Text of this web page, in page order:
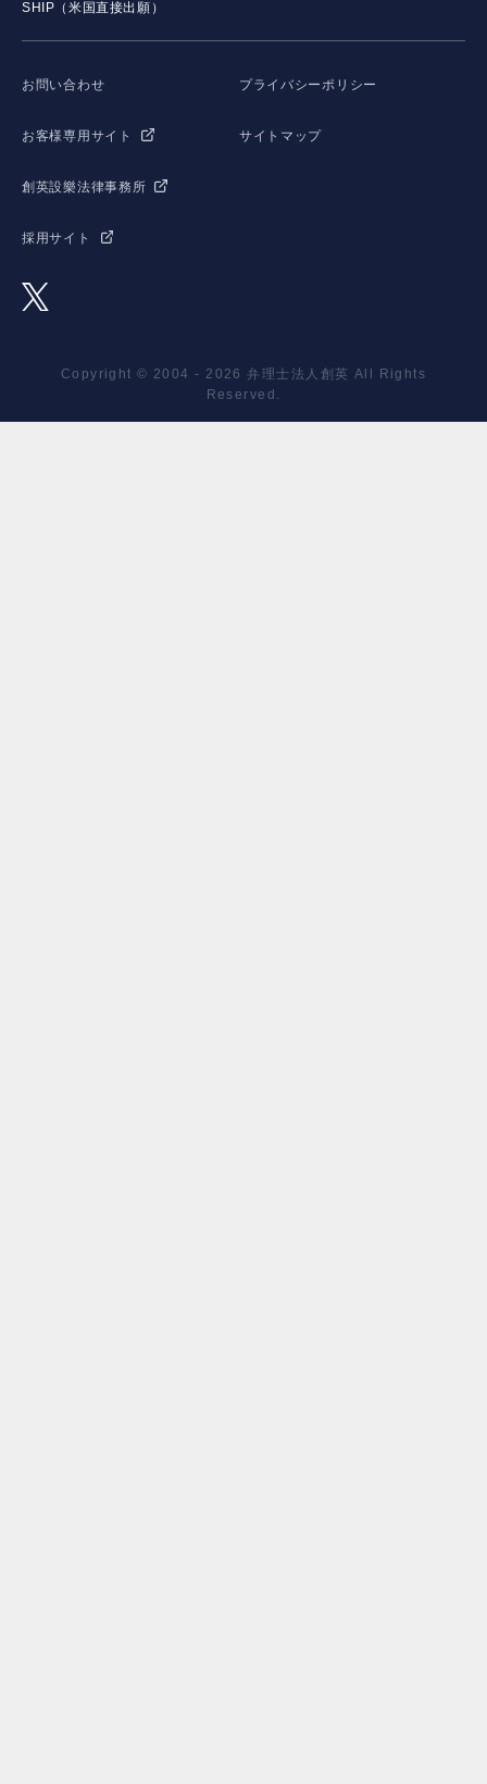
SHIP（米国直接出願）
お問い合わせ
お客様専用サイト
創英設樂法律事務所
採用サイト
プライバシーポリシー
サイトマップ
Copyright © 2004 - 2026 弁理士法人創英 All Rights
Reserved.